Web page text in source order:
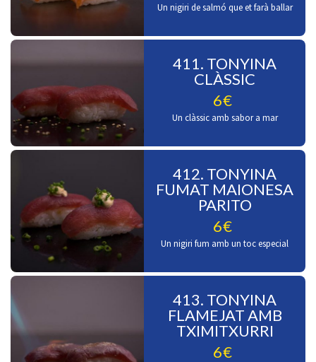
Un nigiri de salmó que et farà ballar
411. TONYINA
CLÀSSIC
6€
Un clàssic amb sabor a mar
412. TONYINA
FUMAT MAIONESA
PARITO
6€
Un nigiri fum amb un toc especial
413. TONYINA
FLAMEJAT AMB
TXIMITXURRI
6€